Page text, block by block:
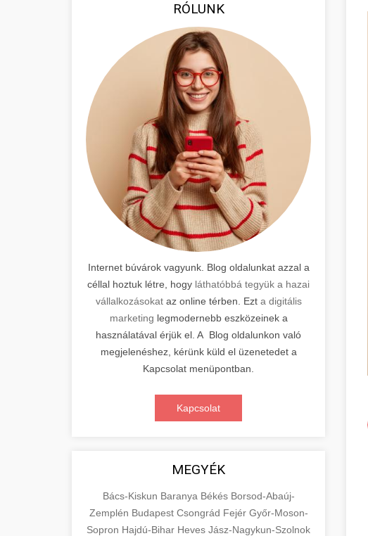
RÓLUNK
Internet búvárok vagyunk. Blog oldalunkat azzal a
céllal hoztuk létre, hogy láthatóbbá tegyük a hazai
vállalkozásokataz online térben. Ezt a digitális
marketing legmodernebb eszközeinek a
használatával érjük el. A Blog oldalunkon való
megjelenéshez, kérünk küld el üzenetedet a
Kapcsolat menüpontban.
Kapcsolat
MEGYÉK
Bács-Kiskun Baranya Békés Borsod-Abaúj-
Zemplén Budapest Csongrád Fejér Győr-Moson-
Sopron Hajdú-Bihar Heves Jász-Nagykun-Szolnok